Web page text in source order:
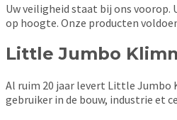
Uw veiligheid staat bij ons
op hoogte. Onze producten
Little Jumbo
Al ruim 20 jaar levert Little Jumbo
gebruiker in de bouw, industrie et